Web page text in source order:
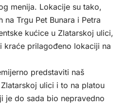
menija. Lokacije su tako,
Trgu Pet Bunara i Petra
kućice u Zlatarskoj ulici,
kraće prilagođeno lokaciji na
predstaviti naš
ulici i to na platou
je do sada bio nepravedno